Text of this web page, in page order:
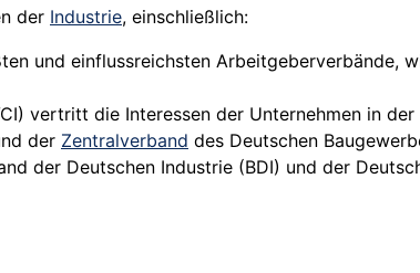
der Industrie, einschließlich:
und einflussreichsten Arbeitgeberverbände,
vertritt die Interessen der Unternehmen in der
der Zentralverband des Deutschen
der Deutschen Industrie (BDI) und der